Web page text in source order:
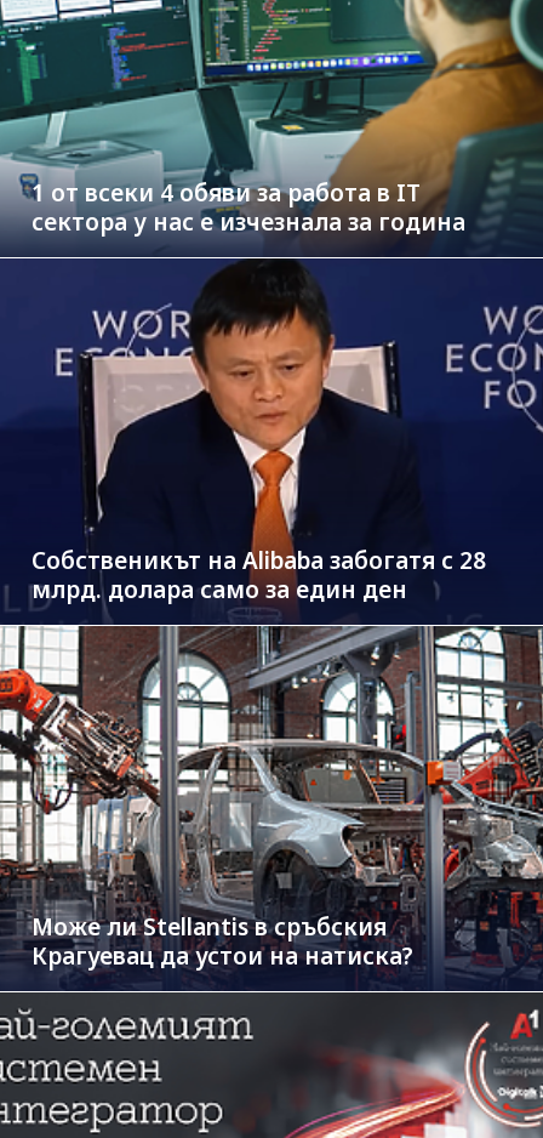
1 от всеки 4 обяви за работа в IT
сектора у нас е изчезнала за година
Собственикът на Alibaba забогатя с 28
млрд. долара само за един ден
Може ли Stellantis в сръбския
Крагуевац да устои на натиска?